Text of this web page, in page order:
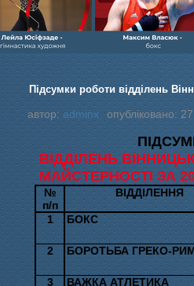
Підсумки роботи відділень
автор: adminx опубліковано:
ВІДДІЛЕНЬ
МАЙСТЕРНОСТІ ЗА
№
п/п
ВІДДІЛЕННЯ
1 БОКС
2 БОРОТЬБА ГРЕКО-
3 ВАЖКА АТЛЕТИКА